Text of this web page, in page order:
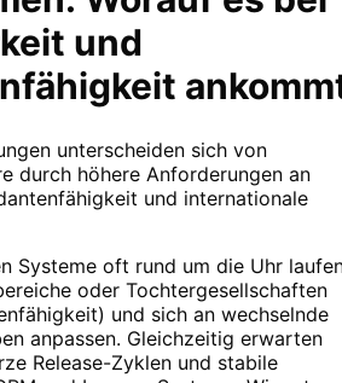
und
unterscheiden sich von
durch höhere Anforderungen an
und internationale
Systeme oft rund um die Uhr
oder Tochtergesellschaften
und sich an wechselnde
anpassen. Gleichzeitig erwarten
Release-Zyklen und stabile